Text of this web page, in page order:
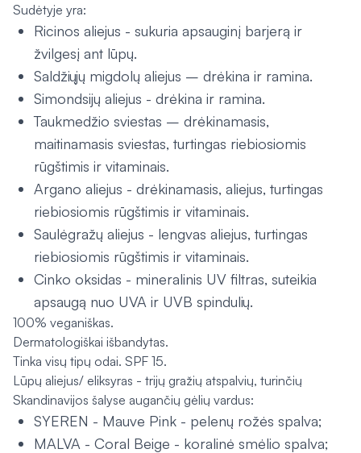
Sudėtyje yra:
Ricinos aliejus - sukuria apsauginį barjerą ir
žvilgesį ant lūpų.
Saldžiųjų migdolų aliejus – drėkina ir ramina.
Simondsijų aliejus - drėkina ir ramina.
Taukmedžio sviestas – drėkinamasis,
maitinamasis sviestas, turtingas riebiosiomis
rūgštimis ir vitaminais.
Argano aliejus - drėkinamasis, aliejus, turtingas
riebiosiomis rūgštimis ir vitaminais.
Saulėgražų aliejus - lengvas aliejus, turtingas
riebiosiomis rūgštimis ir vitaminais.
Cinko oksidas - mineralinis UV filtras, suteikia
apsaugą nuo UVA ir UVB spindulių.
100% veganiškas.
Dermatologiškai išbandytas.
Tinka visų tipų odai. SPF 15.
Lūpų aliejus/ eliksyras - trijų gražių atspalvių, turinčių
Skandinavijos šalyse augančių gėlių vardus:
SYEREN - Mauve Pink - pelenų rožės spalva;
MALVA - Coral Beige - koralinė smėlio spalva;